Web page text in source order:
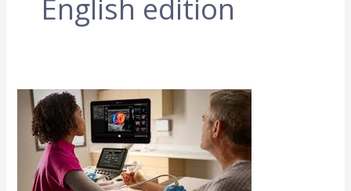
English edition